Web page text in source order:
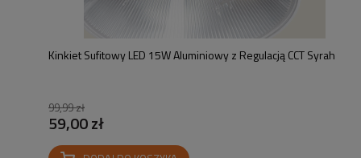
Kinkiet Sufitowy LED 15W Aluminiowy z Regulacją CCT Syrah
99,99 zł
59,00 zł